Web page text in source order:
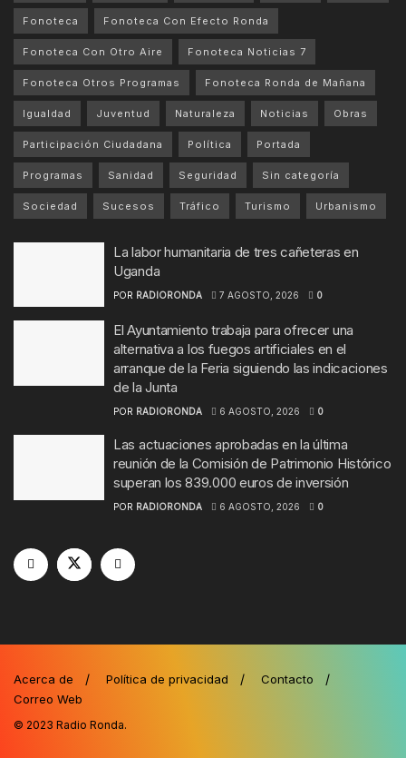
Fonoteca Fonoteca Con Efecto Ronda
Fonoteca Con Otro Aire Fonoteca Noticias 7
Fonoteca Otros Programas Fonoteca Ronda de Mañana
Igualdad Juventud Naturaleza Noticias Obras
Participación Ciudadana Política Portada
Programas Sanidad Seguridad Sin categoría
Sociedad Sucesos Tráfico Turismo Urbanismo
La labor humanitaria de tres cañeteras en
Uganda
POR RADIORONDA 7 AGOSTO, 2026 0
El Ayuntamiento trabaja para ofrecer una
alternativa a los fuegos artificiales en el
arranque de la Feria siguiendo las indicaciones
de la Junta
POR RADIORONDA 6 AGOSTO, 2026 0
Las actuaciones aprobadas en la última
reunión de la Comisión de Patrimonio Histórico
superan los 839.000 euros de inversión
POR RADIORONDA 6 AGOSTO, 2026 0
Acerca de Política de privacidad
Contacto
Correo Web
© 2023 Radio Ronda.